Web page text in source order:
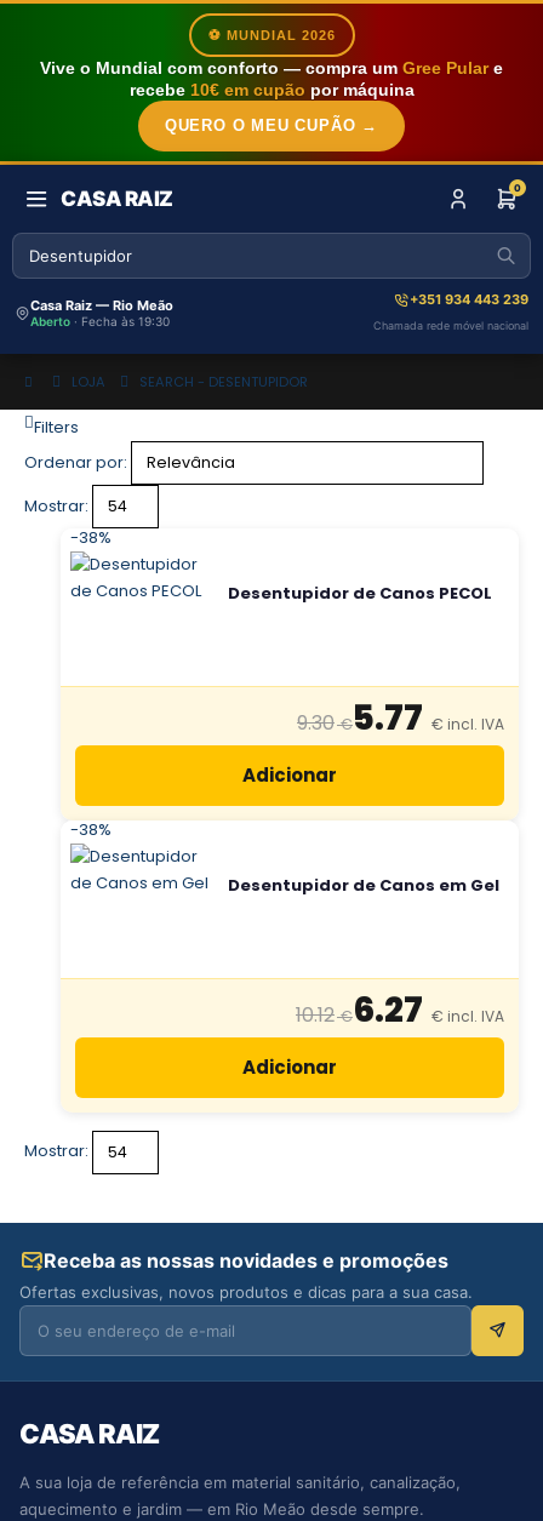
⚽ MUNDIAL 2026
Vive o Mundial com conforto — compra um Gree Pulare
recebe 10€ em cupão por máquina
QUERO O MEU CUPÃO →
CASA RAIZ 0
Casa Raiz — Rio Meão
Aberto · Fecha às 19:30
+351 934 443 239
Chamada rede móvel nacional
LOJA SEARCH - DESENTUPIDOR
Filters
Ordenar por:
Mostrar:
-38%
Desentupidor de Canos PECOL
9.30 5.77
Adicionar
-38%
Desentupidor de Canos em Gel
10.12 6.27
Adicionar
Mostrar:
Receba as nossas novidades e promoções
Ofertas exclusivas, novos produtos e dicas para a sua casa.
CASA RAIZ
A sua loja de referência em material sanitário, canalização,
aquecimento e jardim — em Rio Meão desde sempre.